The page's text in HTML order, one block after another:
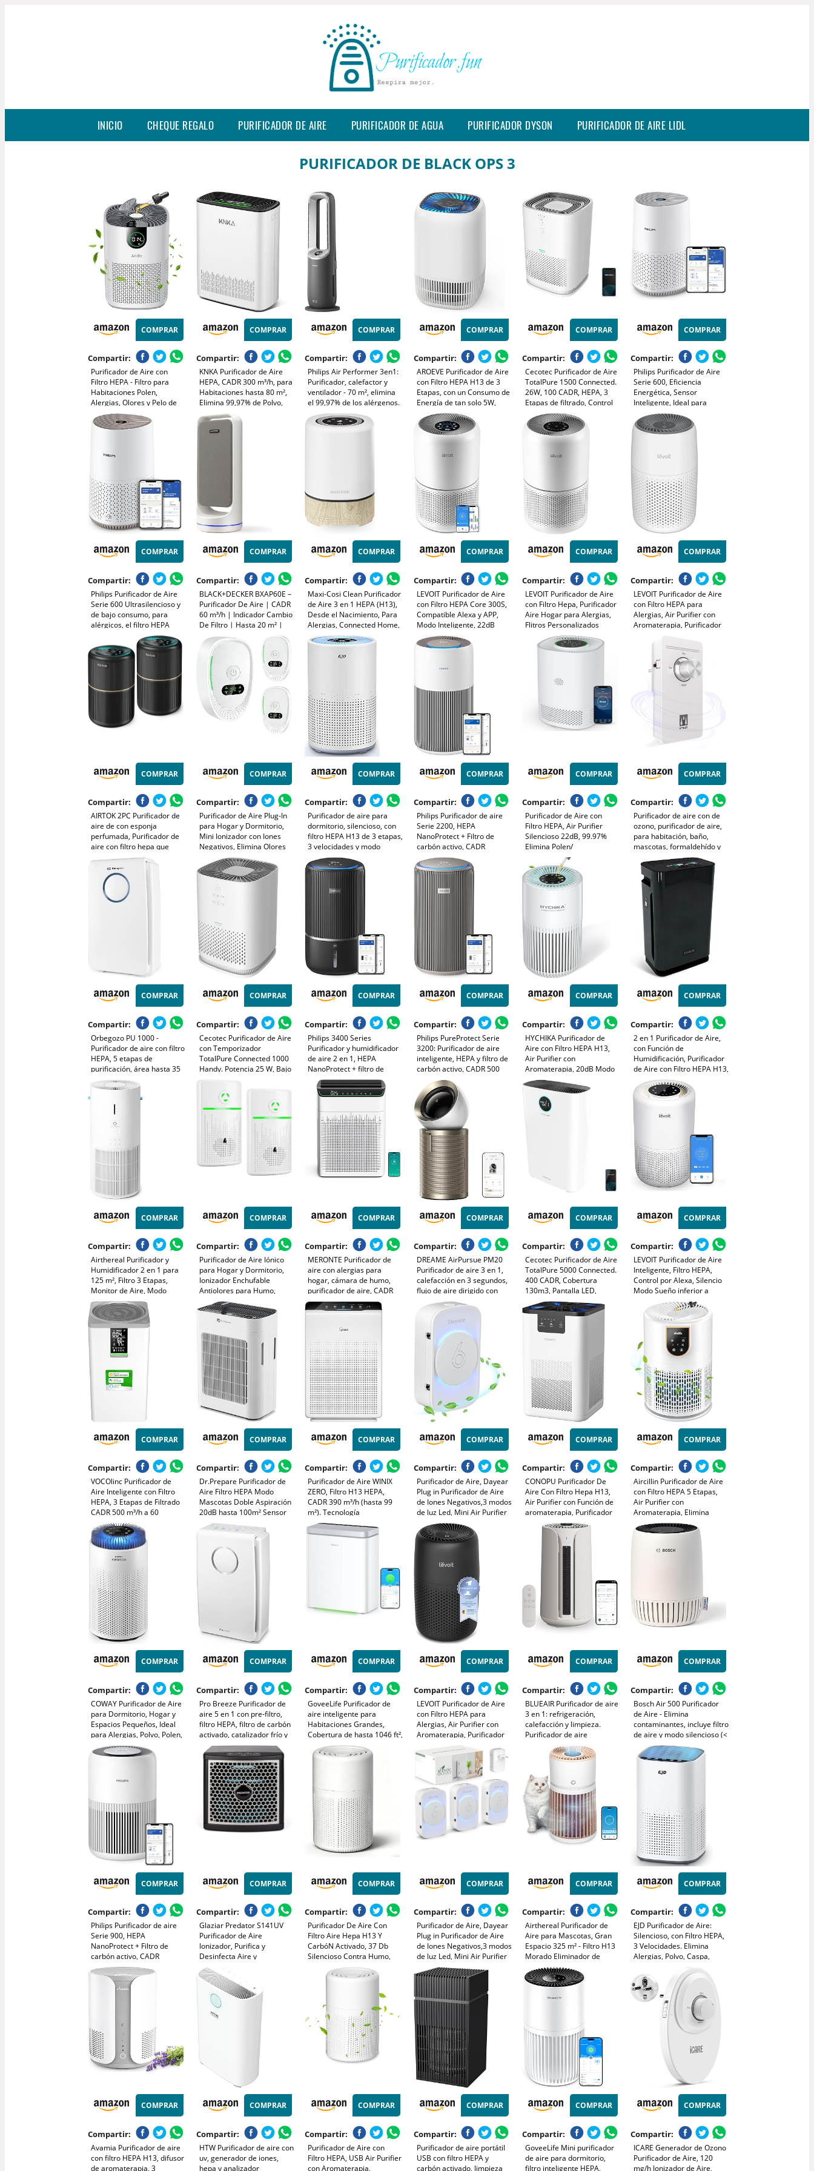
INICIO CHEQUE REGALO PURIFICADOR DE AIRE PURIFICADOR DE AGUA PURIFICADOR DYSON PURIFICADOR DE AIRE LIDL
PURIFICADOR DE BLACK OPS 3
COMPRAR
Compartir:
Purificador de Aire con
Filtro HEPA - Filtro para
Habitaciones Polen,
Alergias, Olores y Pelo de
Mascotas, con Esponja de
Aromaterapia, 7.2W y 3
Velocidades, Silencioso
COMPRAR
Compartir:
KNKA Purificador de Aire
HEPA, CADR 300 m³/h, para
Habitaciones hasta 80 m²,
Elimina 99,97% de Polvo,
Polen y Olores, Sensor
Inteligente, Modo Auto y
Reposo, Ideal para
COMPRAR
Compartir:
Philips Air Performer 3en1:
Purificador, calefactor y
ventilador - 70 m², elimina
el 99,97% de los alérgenos.
Filtro HEPA, Sensores
inteligentes, Alexa, App.
COMPRAR
Compartir:
AROEVE Purificador de Aire
con Filtro HEPA H13 de 3
Etapas, con un Consumo de
Energía de tan solo 5W,
Silencioso a 22db con
Aroma, Combate el Polen,
el Humo y el Pelo de
COMPRAR
Compartir:
Cecotec Purificador de Aire
TotalPure 1500 Connected.
26W, 100 CADR, HEPA, 3
Etapas de filtrado, Control
por Wi-fi, 2 Modos de
Funcionamiento, Sensor PM
2,5, Cobertura 40 m3 -
COMPRAR
Compartir:
Philips Purificador de Aire
Serie 600, Eficiencia
Energética, Sensor
Inteligente, Ideal para
Alérgicos, Filtro HEPA
99,97%, Cubre Hasta 44 m²,
Control por App Philips Air+,
COMPRAR
Compartir:
Philips Purificador de Aire
Serie 600 Ultrasilencioso y
de bajo consumo, para
alérgicos, el filtro HEPA
elimina el 99,97% de los
contaminantes, cubre hasta
44m2, controlado por app,
blanco (AC0650/10)
COMPRAR
Compartir:
BLACK+DECKER BXAP60E –
Purificador De Aire | CADR
60 m³/h | Indicador Cambio
De Filtro | Hasta 20 m² |
Ultrasilencioso | Doble
Filtraje EPA12 | Modo
Noche | Calidad Del Aire
COMPRAR
Compartir:
Maxi-Cosi Clean Purificador
de Aire 3 en 1 HEPA (H13),
Desde el Nacimiento, Para
Alergias, Connected Home,
Compatible Con Alexa y
Google Assistant
COMPRAR
Compartir:
LEVOIT Purificador de Aire
con Filtro HEPA Core 300S,
Compatible Alexa y APP,
Modo Inteligente, 22dB
Modo de Sueño Silencioso,
Elimina 99.97% de Alergia
Mascota, Bajo Consumo
COMPRAR
Compartir:
LEVOIT Purificador de Aire
con Filtro Hepa, Purificador
Aire Hogar para Alergias,
Flitros Personalizados
Elimina 99,97% del Polen,
Polvo, Olores de Mascotas,
Modo Sueño y
COMPRAR
Compartir:
LEVOIT Purificador de Aire
con Filtro HEPA para
Alergias, Air Purifier con
Aromaterapia, Purificador
Aire Silencioso 25dB, Bajo
Consumo de Energía de 7W,
COMPRAR
Compartir:
AIRTOK 2PC Purificador de
aire de con esponja
perfumada, Purificador de
aire con filtro hepa que
elimina el polvo, olor de
mascotas, filtro de aire de 4
etapas|air purifier 3
velocidades|luz nocturna
COMPRAR
Compartir:
Purificador de Aire Plug-In
para Hogar y Dormitorio,
Mini Ionizador con Iones
Negativos, Elimina Olores
Humo/Mascotas/Zapatos,
Silencioso y sin Filtros, para
Cocina/Oficina/Baño (3)
COMPRAR
Compartir:
Purificador de aire para
dormitorio, silencioso, con
filtro HEPA H13 de 3 etapas,
3 velocidades y modo
nocturno de 12 dB. Elimina
polen, polvo, caspa de
mascotas, olores, humo y
COMPRAR
Compartir:
Philips Purificador de aire
Serie 2200, HEPA
NanoProtect + Filtro de
carbón activo, CADR
400m³/h para 104m²,
Personas alérgicas, Ultra
silencioso, Filtro inteligente
y duradero (AC2210/10)
COMPRAR
Compartir:
Purificador de Aire con
Filtro HEPA, Air Purifier
Silencioso 22dB, 99.97%
Elimina Polen/
Ácaros/Olores, 3
Velocidades, 2 Modes, APP
Control, Temporizador
2H/4H/8H, Ideal para
COMPRAR
Compartir:
Purificador de aire con de
ozono, purificador de aire,
para habitación, baño,
mascotas, formaldehído y
olores, alta eficiencia -
Blanco
COMPRAR
Compartir:
Orbegozo PU 1000 -
Purificador de aire con filtro
HEPA, 5 etapas de
purificación, área hasta 35
m2, temporizador, panel
táctil, contra alérgenos y
olores, 45 W
COMPRAR
Compartir:
Cecotec Purificador de Aire
con Temporizador
TotalPure Connected 1000
Handy. Potencia 25 W, Bajo
Consumo, 60 CADR, 3
Etapas de filtrado, 3
Velocidades, Cobertura 25
m3
COMPRAR
Compartir:
Philips 3400 Series
Purificador y humidificador
de aire 2 en 1, HEPA
NanoProtect + filtro de
carbón activo,
humidificación higiénica a
650 ml/h, CADR 300 m³/h
para 78 m² (AC3421/13)
COMPRAR
Compartir:
Philips PureProtect Serie
3200: Purificador de aire
inteligente, HEPA y filtro de
carbón activo, CADR 500
m³/h para 130 m²,
ultrasilencioso, captura el
99,97% de alérgenos, App
conectada (AC3210/12)
COMPRAR
Compartir:
HYCHIKA Purificador de
Aire con Filtro HEPA H13,
Air Purifier con
Aromaterapia, 20dB Modo
Sueño, Elimina 99,97% de
Polvo, Polen, Humo y
Olores, 3 Luces Nocturnas,
Temporizador, para Hogar
COMPRAR
Compartir:
2 en 1 Purificador de Aire,
con Función de
Humidificación, Purificador
de Aire con Filtro HEPA H13,
CADR 330m³/h a 80㎡,
Elimina 99.97% de Alergias
Polen Ácaros Humo Pelo de
Mascota, 22dB Modo de
Sueño
COMPRAR
Compartir:
Airthereal Purificador y
Humidificador 2 en 1 para
125 m², Filtro 3 Etapas,
Monitor de Aire, Modo
Sueño Silencioso,
Humidificador con Monitor
Automático de Humedad,
AEH300
COMPRAR
Compartir:
Purificador de Aire Iónico
para Hogar y Dormitorio,
Ionizador Enchufable
Antiolores para Humo,
Mascotas y Zapatos, Mini
Purificador para Oficina y
Cocina, 2 Unidades
COMPRAR
Compartir:
MERONTE Purificador de
aire con alergias para
hogar, cámara de humo,
purificador de aire, CADR
340 m³/h para 157 m³ de
cámara de humo, monitor
pack+ 3 mode,blanco
COMPRAR
Compartir:
DREAME AirPursue PM20
Purificador de aire 3 en 1,
calefacción en 3 segundos,
flujo de aire dirigido con
cobertura de 120°, limpia
100m² en 15 minutos,
filtración del 99,97% y 7
sensores inteligentes
COMPRAR
Compartir:
Cecotec Purificador de Aire
TotalPure 5000 Connected.
400 CADR, Cobertura
130m3, Pantalla LED,
Control por Wi-Fi
COMPRAR
Compartir:
LEVOIT Purificador de Aire
Inteligente, Filtro HEPA,
Control por Alexa, Silencio
Modo Sueño inferior a
24dB, Elimina 99,97% de
Alergia Polen Olor y Caspa
de Mascota,Blanco
COMPRAR
Compartir:
VOCOlinc Purificador de
Aire Inteligente con Filtro
HEPA, 3 Etapas de Filtrado
CADR 500 m³/h a 60
㎡,Elimina 99,97% de
Alergia Polen Polvo Olores,
Air Purifier para Hogar
Silencioso 30dB, Blanco
COMPRAR
Compartir:
Dr.Prepare Purificador de
Aire Filtro HEPA Modo
Mascotas Doble Aspiración
20dB hasta 100m² Sensor
Calidad Aire PM2,5 Modo
Noche para Dormitorio,
Oficina, Apartamentos
COMPRAR
Compartir:
Purificador de Aire WINIX
ZERO, Filtro H13 HEPA,
CADR 390 m³/h (hasta 99
m²). Tecnología
PlasmaWave. Reduce el
99,999% Contaminantes,
Alergias y Olores.
COMPRAR
Compartir:
Purificador de Aire, Dayear
Plug in Purificador de Aire
de Iones Negativos,3 modos
de luz Led, Mini Air Purifier
para Dormitorio/Casa/Sala
de Estar/Sala de
Mascotas/1Pcs
COMPRAR
Compartir:
CONOPU Purificador De
Aire Con Filtro Hepa H13,
Air Purifier con Función de
aromaterapia, Purificador
De Aire Para Alergias
Hogar con Filtración en 3
etapas, Luz nocturna
COMPRAR
Compartir:
Aircillin Purificador de Aire
con Filtro HEPA 5 Etapas,
Air Purifier con
Aromaterapia, Elimina
99.97% Polen, Caspa, Humo
y Olores, Silencio 25dB
Temporizador, Luz, Bajo
COMPRAR
Compartir:
COWAY Purificador de Aire
para Dormitorio, Hogar y
Espacios Pequeños, Ideal
para Alergias, Polvo, Polen,
Mascotas y Olores, Ultra
Silencioso 18,4 dB, Gran
COMPRAR
Compartir:
Pro Breeze Purificador de
aire 5 en 1 con pre-filtro,
filtro HEPA, filtro de carbón
activado, catalizador frío y
generador de iones
negativos. Contra las
alergias y los olores (CADR
218, 40 m²)
COMPRAR
Compartir:
GoveeLife Purificador de
aire inteligente para
Habitaciones Grandes,
Cobertura de hasta 1046 ft²,
Monitor de PM2.5, Modo
Sueño, Filtro 3 en 1 con
Mascotas
COMPRAR
Compartir:
LEVOIT Purificador de Aire
con Filtro HEPA para
Alergias, Air Purifier con
Aromaterapia, Purificador
Aire Silencioso, Bajo
Consumo de Energía de 7W,
Negro, Core Mini
COMPRAR
Compartir:
BLUEAIR Purificador de aire
3 en 1: refrigeración,
calefacción y limpieza.
Purificador de aire
silencioso HEPA para el
hogar, mascotas, alergias,
polvo, humo y olores.
Blueair ComfortPure T10i.
COMPRAR
Compartir:
Bosch Air 500 Purificador
de Aire - Elimina
contaminantes, incluye filtro
de aire y modo silencioso (<
25 dB(A)) - para
habitaciones de hasta 23 m²
- con puerto de carga USB-
C - CADR: 100 m³/h
COMPRAR
Compartir:
Philips Purificador de aire
Serie 900, HEPA
NanoProtect + Filtro de
carbón activo, CADR
250m³/h para alérgicos de
65m², silencioso, inteligente
y de bajo consumo
COMPRAR
Compartir:
Glaziar Predator S141UV
Purificador de Aire
Ionizador, Purifica y
Desinfecta Aire y
Superficies, Hasta 140m²
Potente Filtro Elimina
99,99% Bacterias, Humos,
Olores, Alérgenos, Mando
Distancia
COMPRAR
Compartir:
Purificador De Aire Con
Filtro Aire Hepa H13 Y
CarbóN Activado, 37 Db
Silencioso Contra Humo,
Olores, Polvo, Pelos De
Mascotas, PortáTil Con
COMPRAR
Compartir:
Purificador de Aire, Dayear
Plug in Purificador de Aire
de Iones Negativos,3 modos
de luz Led, Mini Air Purifier
para Dormitorio/Casa/Sala
de Estar/Sala de
COMPRAR
Compartir:
Airthereal Purificador de
Aire para Mascotas, Gran
Espacio 325 m² - Filtro H13
Morado Eliminador de
Olores - Pelo, Polvo y Humo,
Purificador especializado -
Sensor PM2.5, AGH400-PET
COMPRAR
Compartir:
EJD Purificador de Aire:
Silencioso, con Filtro HEPA,
3 Velocidades. Elimina
Alergias, Polvo, Caspa,
Ambientador. Ideal para
Dormitorio, Hogar y Oficina.
COMPRAR
Compartir:
Avamia Purificador de aire
con filtro HEPA H13, difusor
de aromaterapia, 3
COMPRAR
Compartir:
HTW Purificador de aire con
uv, generador de iones,
hepa y analizador
COMPRAR
Compartir:
Purificador de Aire con
Filtro HEPA, USB Air Purifier
con Aromaterapia,
COMPRAR
Compartir:
Purificador de aire portátil
USB con filtro HEPA y
carbón activado, limpieza
COMPRAR
Compartir:
GoveeLife Mini purificador
de aire para dormitorio,
filtro inteligente HEPA,
COMPRAR
Compartir:
ICARE Generador de Ozono
Purificador de Aire, 120
mg/h Ionizador de Aire,